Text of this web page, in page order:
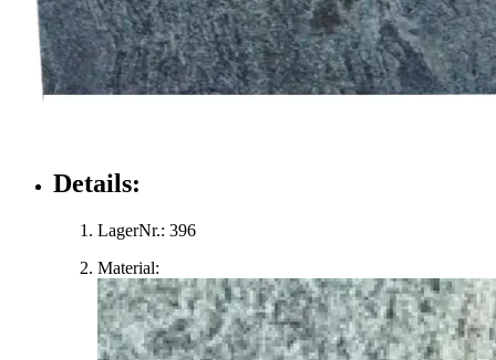
Details:
LagerNr.: 396
Material: